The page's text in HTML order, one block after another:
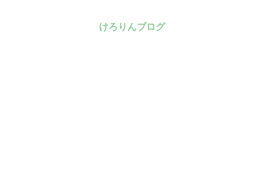
けろりんブログ